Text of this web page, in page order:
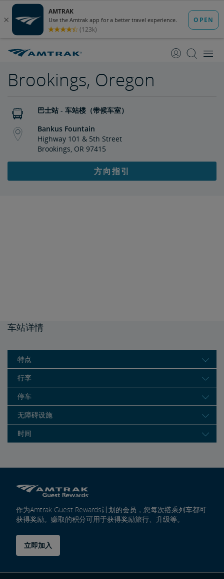
至
至
Brookings, Oregon
巴士站 - 车站楼（带候车室）
Bankus Fountain
Highway 101 & 5th Street
Brookings, OR 97415
方向指引
车站详情
特点
行李
停车
无障碍设施
时间
作为Amtrak Guest Rewards计划的会员，您每次搭乘列车都可
获得奖励。赚取的积分可用于获得奖励旅行、升级等。
立即加入